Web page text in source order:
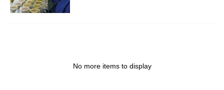
No more items to display